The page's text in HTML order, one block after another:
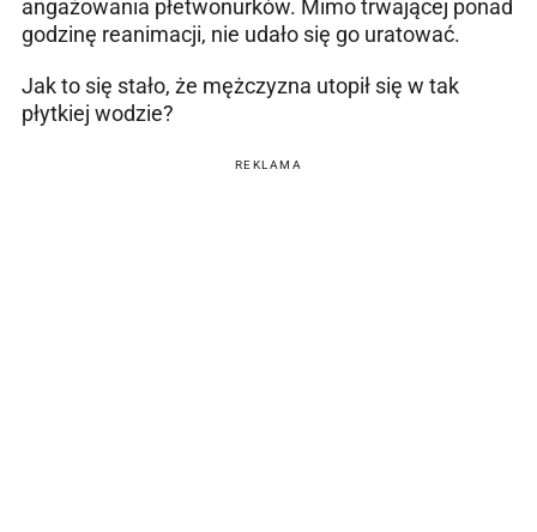
angażowania płetwonurków. Mimo trwającej ponad
godzinę reanimacji, nie udało się go uratować.
Jak to się stało, że mężczyzna utopił się w tak
płytkiej wodzie?
REKLAMA